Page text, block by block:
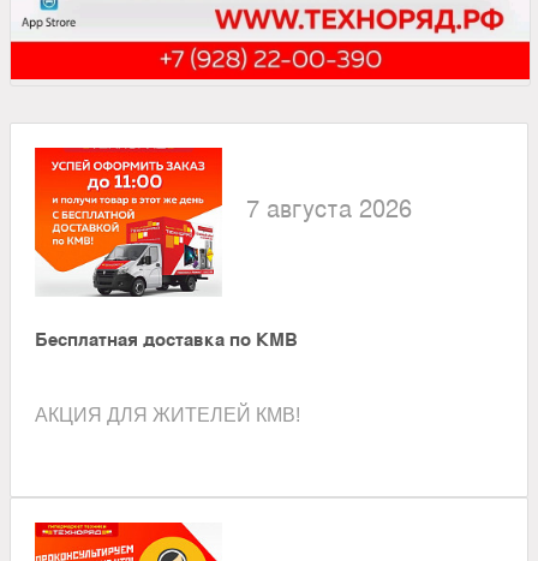
7 августа 2026
Бесплатная доставка по КМВ
АКЦИЯ ДЛЯ ЖИТЕЛЕЙ КМВ!